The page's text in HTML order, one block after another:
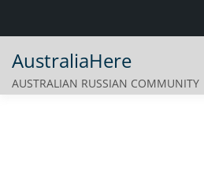
content
AustraliaHere
AUSTRALIAN RUSSIAN COMMUNITY